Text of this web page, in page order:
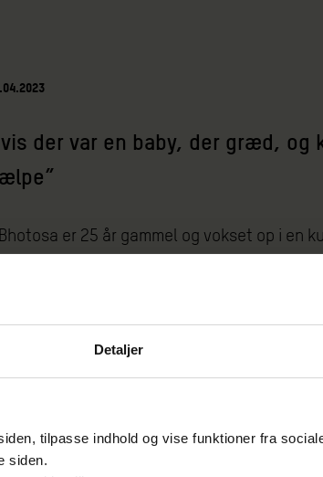
Detaljer
tilpasse indhold og vise funktioner fra
siden.
der var en baby, der græd,
er 25 år gammel og vokset op i en
kan se sig selv i Emmanuel